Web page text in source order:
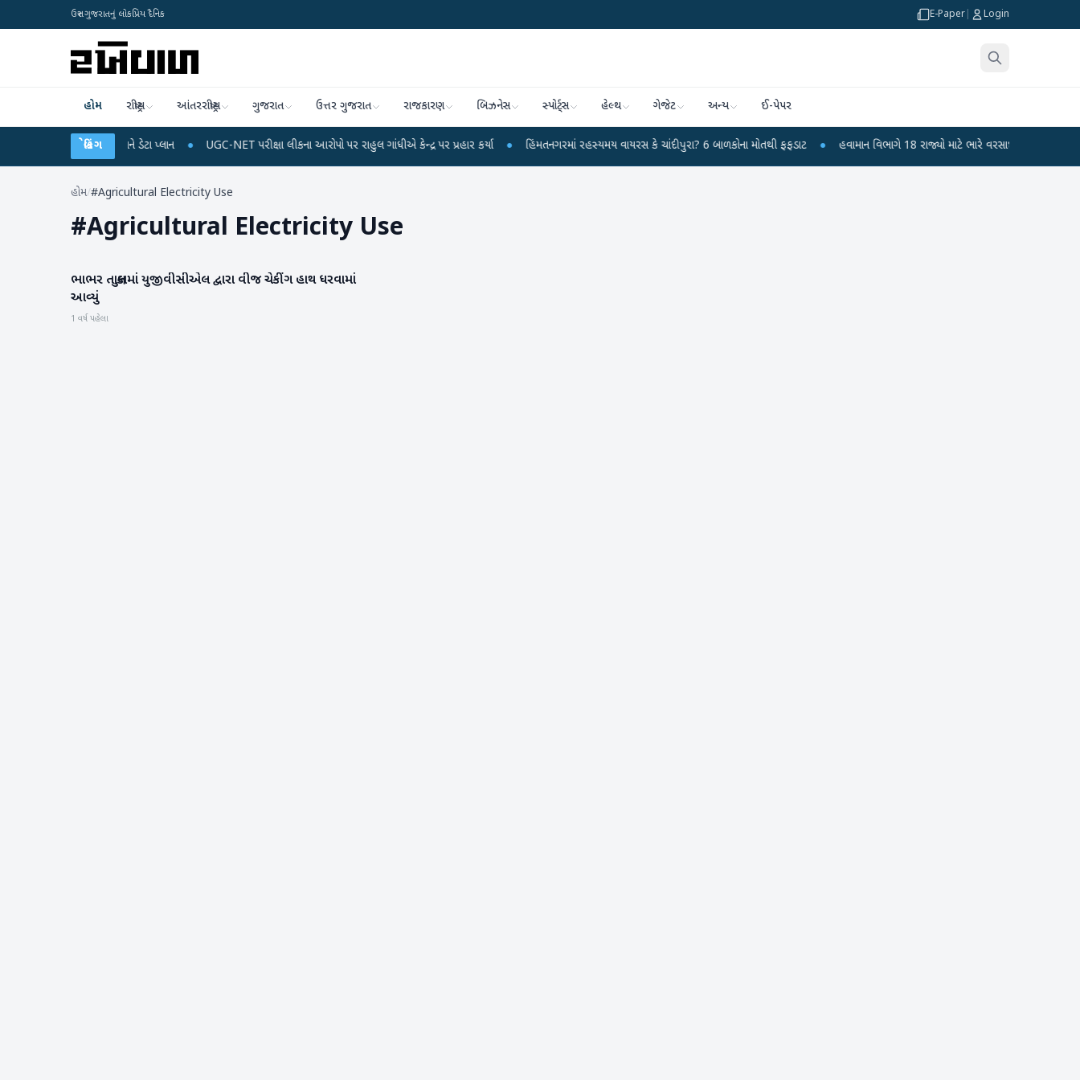
ઉત્તર ગુજરાતનું લોકપ્રિય દૈનિક E-Paper Login
હોમ રાષ્ટ્રીય આંતરરાષ્ટ્રીય ગુજરાત ઉત્તર ગુજરાત રાજકારણ બિઝનેસ સ્પોર્ટ્સ હેલ્થ ગેજેટ અન્ય ઈ-પેપર
બ્રેકિંગ
રિચાર્જ અને ડેટા પ્લાન ● UGC-NET પરીક્ષા લીકના આરોપો પર રાહુલ ગાંધીએ કેન્દ્ર પર પ્રહાર કર્યા ● હિંમતનગરમાં રહસ્યમય વાયરસ કે ચાંદીપુરા? 6 બાળકોના મોતથી ફફડાટ ● હવામાન વિભાગે 18 રાજ્યો માટે ભારે વરસાદની ચેતવણી જારી કરી
હોમ/#Agricultural Electricity Use
#Agricultural Electricity Use
બનાસકાંઠા
ભાભર તાલુકામાં યુજીવીસીએલ દ્વારા વીજ ચેકીંગ હાથ ધરવામાં
આવ્યું
1 વર્ષ પહેલા